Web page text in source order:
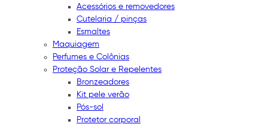
Acessórios e removedores
Cutelaria / pinças
Esmaltes
Maquiagem
Perfumes e Colônias
Proteção Solar e Repelentes
Bronzeadores
Kit pele verão
Pós-sol
Protetor corporal